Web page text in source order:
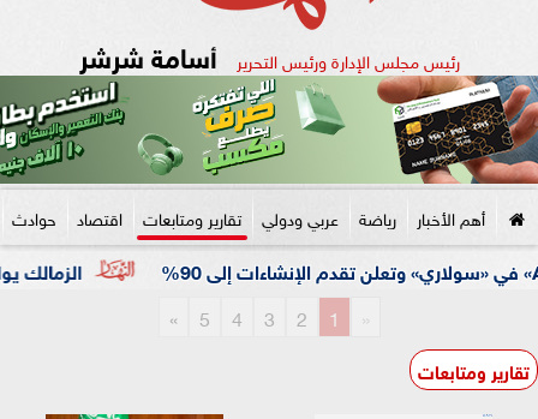
رئيس مجلس الإدارة ورئيس التحرير أسامة شرشر
أهم الأخبار رياضة عربي ودولي تقارير ومتابعات اقتصاد حوادث
الزمالك يواصل استعداداته
«
1
2
3
4
5
»
تقارير ومتابعات